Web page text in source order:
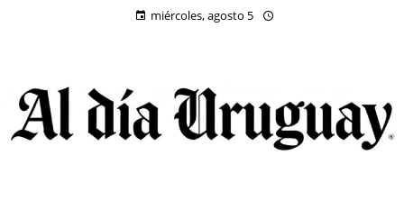
miércoles, agosto 5